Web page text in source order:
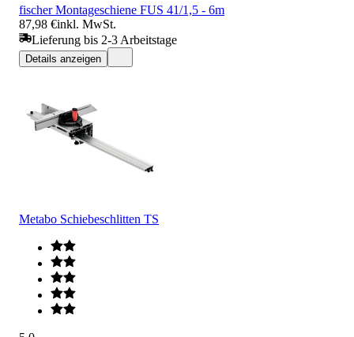
fischer Montageschiene FUS 41/1,5 - 6m
87,98 €inkl. MwSt.
Lieferung bis 2-3 Arbeitstage
Details anzeigen
Metabo Schiebeschlitten TS